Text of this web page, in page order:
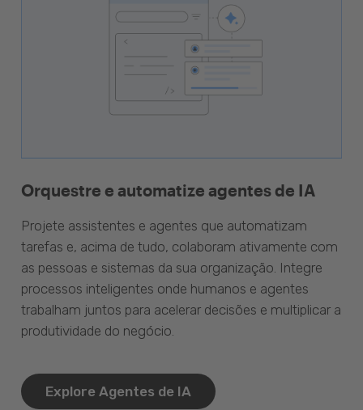
Orquestre e automatize agentes de IA
Projete assistentes e agentes que automatizam
tarefas e, acima de tudo, colaboram ativamente com
as pessoas e sistemas da sua organização. Integre
processos inteligentes onde humanos e agentes
trabalham juntos para acelerar decisões e multiplicar a
produtividade do negócio.
Explore Agentes de IA